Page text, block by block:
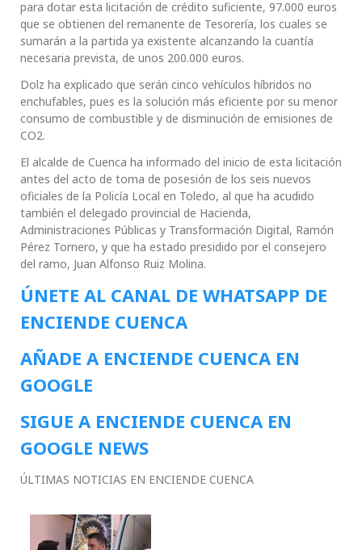
para dotar esta licitación de crédito suficiente, 97.000 euros
que se obtienen del remanente de Tesorería, los cuales se
sumarán a la partida ya existente alcanzando la cuantía
necesaria prevista, de unos 200.000 euros.
Dolz ha explicado que serán cinco vehículos híbridos no
enchufables, pues es la solución más eficiente por su menor
consumo de combustible y de disminución de emisiones de
CO2.
El alcalde de Cuenca ha informado del inicio de esta licitación
antes del acto de toma de posesión de los seis nuevos
oficiales de la Policía Local en Toledo, al que ha acudido
también el delegado provincial de Hacienda,
Administraciones Públicas y Transformación Digital, Ramón
Pérez Tornero, y que ha estado presidido por el consejero
del ramo, Juan Alfonso Ruiz Molina.
ÚNETE AL CANAL DE WHATSAPP DE
ENCIENDE CUENCA
AÑADE A ENCIENDE CUENCA EN
GOOGLE
SIGUE A ENCIENDE CUENCA EN
GOOGLE NEWS
ÚLTIMAS NOTICIAS EN ENCIENDE CUENCA